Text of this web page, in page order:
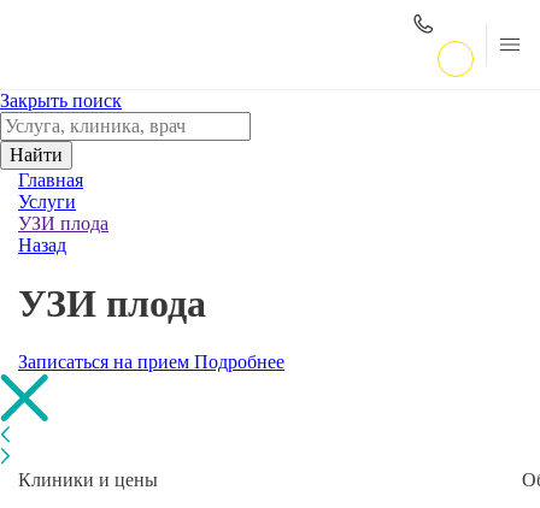
Закрыть поиск
Найти
Главная
Услуги
УЗИ плода
Назад
УЗИ плода
Записаться на прием Подробнее
Клиники и цены